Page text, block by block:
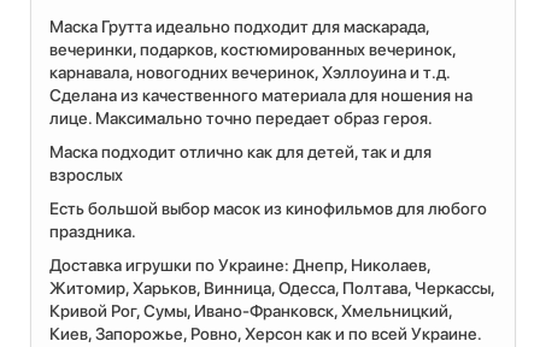
Маска Грутта идеально подходит для маскарада,
вечеринки, подарков, костюмированных вечеринок,
карнавала, новогодних вечеринок, Хэллоуина и т.д.
Сделана из качественного материала для ношения на
лице. Максимально точно передает образ героя.
Маска подходит отлично как для детей, так и для
взрослых
Есть большой выбор масок из кинофильмов для любого
праздника.
Доставка игрушки по Украине: Днепр, Николаев,
Житомир, Харьков, Винница, Одесса, Полтава, Черкассы,
Кривой Рог, Сумы, Ивано-Франковск, Хмельницкий,
Киев, Запорожье, Ровно, Херсон как и по всей Украине.